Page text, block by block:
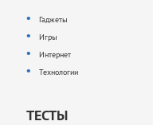
Гаджеты
Игры
Интернет
Технологии
ТЕСТЫ